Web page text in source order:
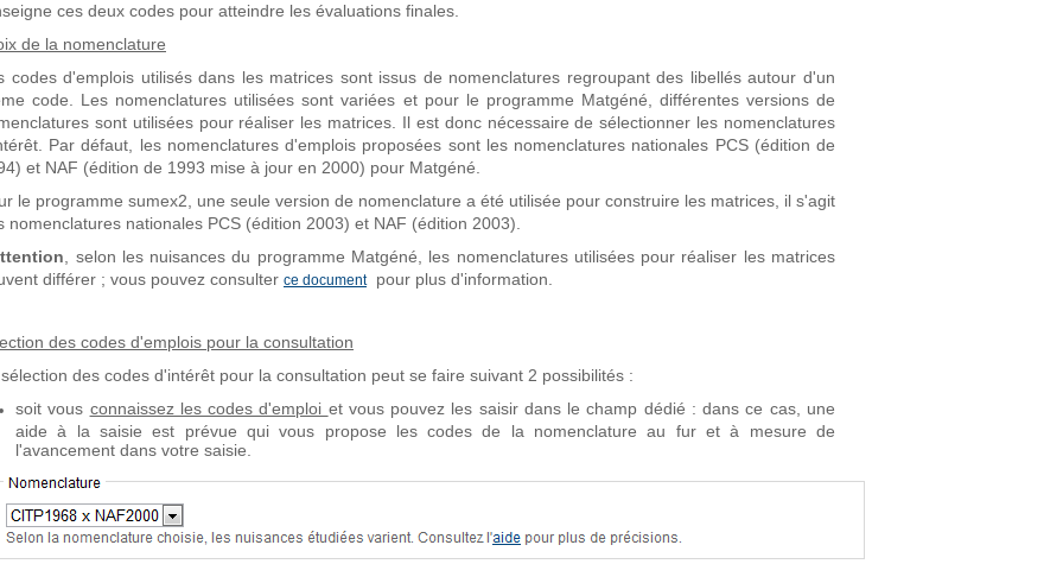
ces deux codes pour atteindre les évaluations finales.
de la nomenclature
codes d'emplois utilisés dans les matrices sont issus de nomenclatures regroupant des libellés autour d'un
code. Les nomenclatures utilisées sont variées et pour le programme Matgéné, différentes versions de
sont utilisées pour réaliser les matrices. Il est donc nécessaire de sélectionner les nomenclatures
Par défaut, les nomenclatures d'emplois proposées sont les nomenclatures nationales PCS (édition de
et NAF (édition de 1993 mise à jour en 2000) pour Matgéné.
le programme sumex2, une seule version de nomenclature a été utilisée pour construire les matrices, il s'agit
nomenclatures nationales PCS (édition 2003) et NAF (édition 2003).
, selon les nuisances du programme Matgéné, les nomenclatures utilisées pour réaliser les matrices
différer ; vous pouvez consulter ce documentpour plus d'information.
des codes d'emplois pour la consultation
des codes d'intérêt pour la consultation peut se faire suivant 2 possibilités :
soit vous connaissez les codes d'emploi et vous pouvez les saisir dans le champ dédié : dans ce cas, une
aide à la saisie est prévue qui vous propose les codes de la nomenclature au fur et à mesure de
l'avancement dans votre saisie.